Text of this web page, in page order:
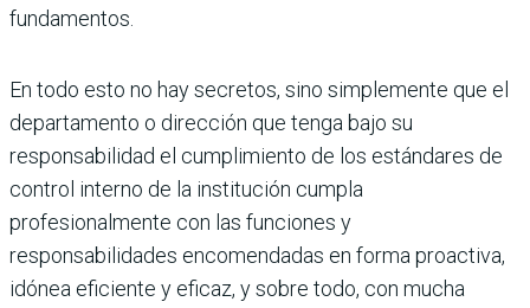
fundamentos.
En todo esto no hay secretos, sino simplemente que el
departamento o dirección que tenga bajo su
responsabilidad el cumplimiento de los estándares de
control interno de la institución cumpla
profesionalmente con las funciones y
responsabilidades encomendadas en forma proactiva,
idónea eficiente y eficaz, y sobre todo, con mucha